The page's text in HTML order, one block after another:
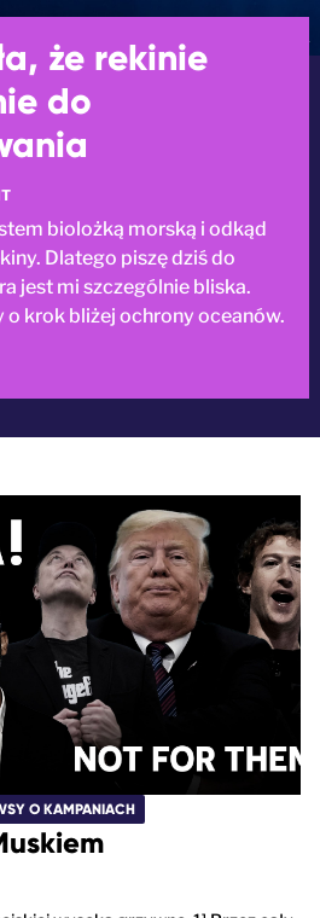
że rekinie
do
biolożką morską i odkąd
Dlatego piszę dziś do
jest mi szczególnie bliska.
o krok bliżej ochrony oceanów.
O KAMPANIACH